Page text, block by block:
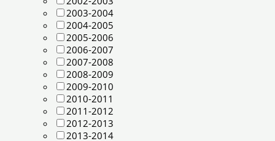
2003-2004
2004-2005
2005-2006
2006-2007
2007-2008
2008-2009
2009-2010
2010-2011
2011-2012
2012-2013
2013-2014